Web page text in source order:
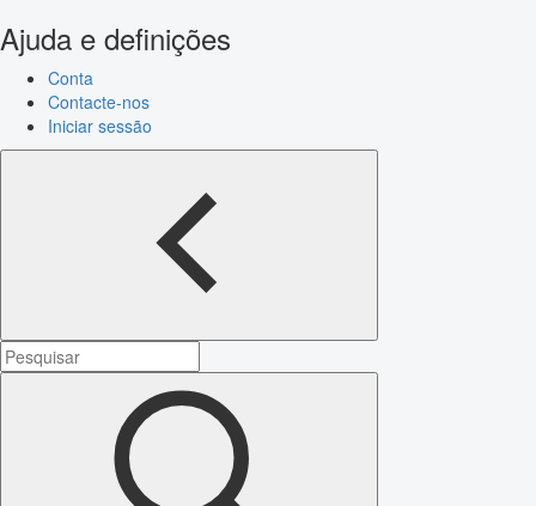
Ajuda e definições
Conta
Contacte-nos
Iniciar sessão